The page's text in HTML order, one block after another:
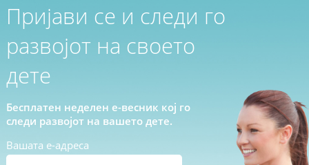
Пријави се и следи го
развојот на своето
дете
Бесплатен неделен е-весник кој го
следи развојот на вашето дете.
Вашата е-адреса